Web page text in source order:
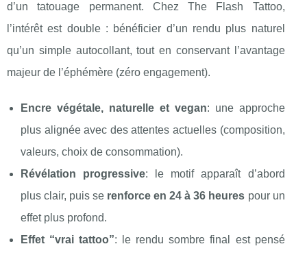
d’un tatouage permanent. Chez The Flash Tattoo,
l’intérêt est double : bénéficier d’un rendu plus naturel
qu’un simple autocollant, tout en conservant l’avantage
majeur de l’éphémère (zéro engagement).
Encre végétale, naturelle et vegan: une approche
plus alignée avec des attentes actuelles (composition,
valeurs, choix de consommation).
Révélation progressive: le motif apparaît d’abord
plus clair, puis se renforce en 24 à 36 heures pour un
effet plus profond.
Effet “vrai tattoo”: le rendu sombre final est pensé